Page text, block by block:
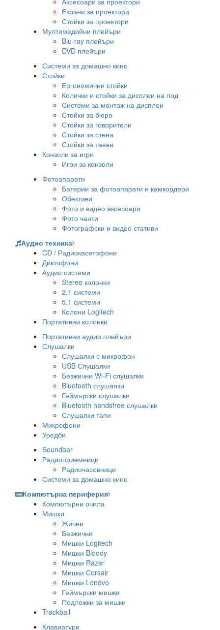
Екрани за проектори
Стойки за проектори
Мултимедийни плейъри
Blu-ray плейъри
DVD плейъри
Системи за домашно кино
Стойки
Ергономични стойки
Колички и стойки за дисплеи на под
Системи за монтаж на дисплеи
Стойки за бюро
Стойки за говорители
Стойки за стена
Стойки за таван
Конзоли за игри
Игри за конзоли
Фотоапарати
Батерии за фотоапарати и камкордери
Обективи
Фото и видео аксесоари
Фото чанти
Фотографски и видео стативи
Аудио техника
CD / Радиокасетофони
Диктофони
Аудио системи
Stereo колонки
2.1 системи
5.1 системи
Колони Logitech
Портативни колонки
Портативни аудио плейъри
Слушалки
Слушалки с микрофон
USB Слушалки
Безжични Wi-Fi слушалки
Bluetooth слушалки
Геймърски слушалки
Bluetooth handsfree слушалки
Слушалки тапи
Микрофони
Уредби
Soundbar
Радиоприемници
Радиочасовници
Системи за домашно кино
Компютърна периферия
Компютърни очила
Мишки
Жични
Безжични
Мишки Logitech
Мишки Bloody
Мишки Razer
Мишки Corsair
Мишки Lenovo
Геймърски мишки
Подложки за мишки
Trackball
Клавиатури